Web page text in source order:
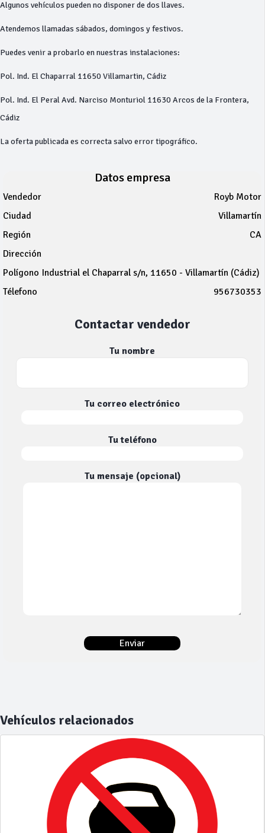
Algunos vehículos pueden no disponer de dos llaves.
Atendemos llamadas sábados, domingos y festivos.
Puedes venir a probarlo en nuestras instalaciones:
Pol. Ind. El Chaparral 11650 Villamartin, Cádiz
Pol. Ind. El Peral Avd. Narciso Monturiol 11630 Arcos de la Frontera,
Cádiz
La oferta publicada es correcta salvo error tipográfico.
Datos empresa
Vendedor
Royb Motor
Ciudad
Villamartín
Región
CA
Dirección
Polígono Industrial el Chaparral s/n, 11650 - Villamartín (Cádiz)
Télefono
956730353
Contactar vendedor
Tu nombre
Tu correo electrónico
Tu teléfono
Tu mensaje (opcional)
Vehículos relacionados